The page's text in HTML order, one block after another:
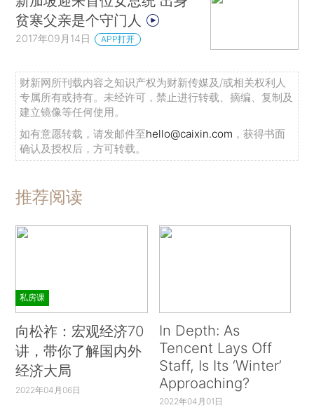
贫寒父亲是个守门人
2017年09月14日 APP打开
财新网所刊载内容之知识产权为财新传媒及/或相关权利人
专属所有或持有。未经许可，禁止进行转载、摘编、复制及
建立镜像等任何使用。
如有意愿转载，请发邮件至hello@caixin.com ，获得书面
确认及授权后，方可转载。
推荐阅读
私房课
向松祚：宏观经济70
讲，带你了解国内外
经济大局
2022年04月06日
In Depth: As
Tencent Lays Off
Staff, Is Its ‘Winter’
Approaching?
2022年04月01日